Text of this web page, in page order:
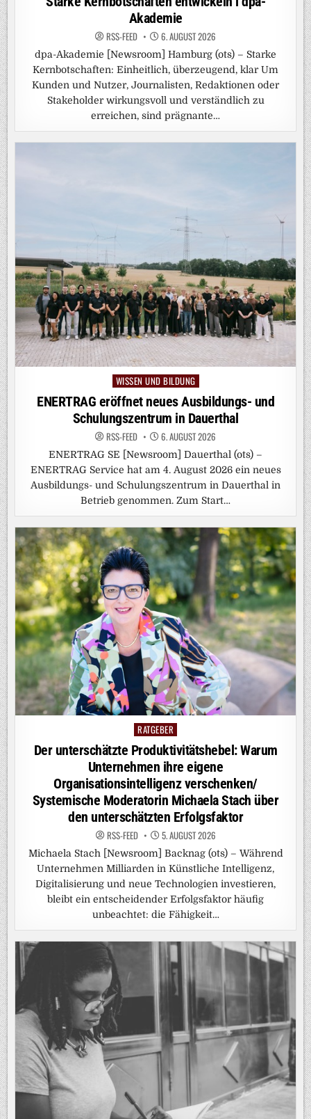
Akademie
RSS-FEED 6. AUGUST 2026
dpa-Akademie [Newsroom] Hamburg (ots) – Starke
Kernbotschaften: Einheitlich, überzeugend, klar Um
Kunden und Nutzer, Journalisten, Redaktionen oder
Stakeholder wirkungsvoll und verständlich zu
erreichen, sind prägnante…
Posted
in
WISSEN UND BILDUNG
ENERTRAG eröffnet neues Ausbildungs- und
Schulungszentrum in Dauerthal
RSS-FEED 6. AUGUST 2026
ENERTRAG SE [Newsroom] Dauerthal (ots) –
ENERTRAG Service hat am 4. August 2026 ein neues
Ausbildungs- und Schulungszentrum in Dauerthal in
Betrieb genommen. Zum Start…
Posted
in
RATGEBER
Der unterschätzte Produktivitätshebel: Warum
Unternehmen ihre eigene
Organisationsintelligenz verschenken/
Systemische Moderatorin Michaela Stach über
den unterschätzten Erfolgsfaktor
RSS-FEED 5. AUGUST 2026
Michaela Stach [Newsroom] Backnag (ots) – Während
Unternehmen Milliarden in Künstliche Intelligenz,
Digitalisierung und neue Technologien investieren,
bleibt ein entscheidender Erfolgsfaktor häufig
unbeachtet: die Fähigkeit…